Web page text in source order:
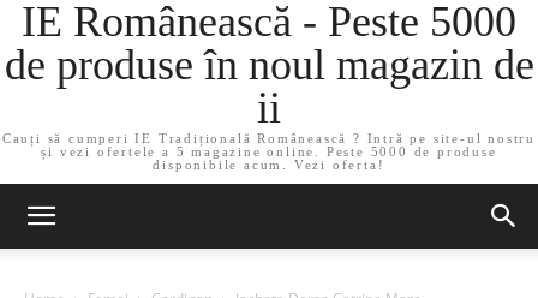
IE Românească - Peste 5000
de produse în noul magazin de
ii
Cauți să cumperi IE Tradițională Românească ? Intră pe site-ul nostru
și vezi ofertele a 5 magazine online. Peste 5000 de produse
disponibile acum. Vezi oferta!